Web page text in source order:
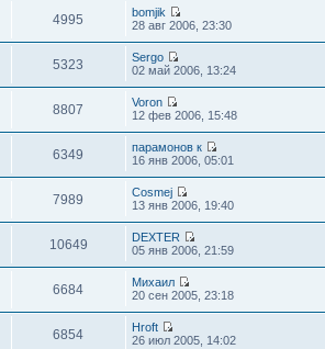
4995
bomjik
28 авг 2006, 23:30
5323
Sergo
02 май 2006, 13:24
8807
Voron
12 фев 2006, 15:48
6349
парамонов к
16 янв 2006, 05:01
7989
Cosmej
13 янв 2006, 19:40
10649
DEXTER
05 янв 2006, 21:59
6684
Михаил
20 сен 2005, 23:18
6854
Hroft
26 июл 2005, 14:02